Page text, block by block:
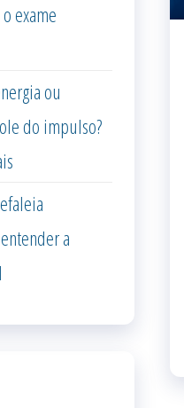
exame
ou
do impulso?
a